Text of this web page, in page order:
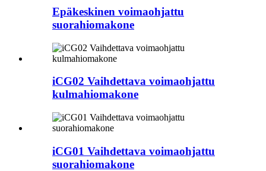
Epäkeskinen voimaohjattu
suorahiomakone
iCG02 Vaihdettava voimaohjattu
kulmahiomakone
iCG01 Vaihdettava voimaohjattu
suorahiomakone